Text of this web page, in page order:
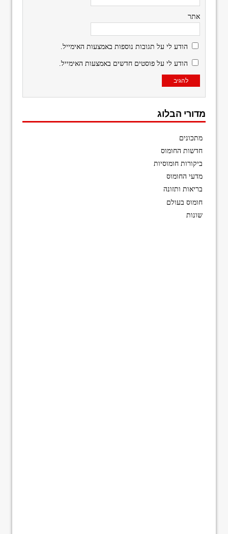
אתר
הודע לי על תגובות נוספות באמצעות האימייל.
הודע לי על פוסטים חדשים באמצעות האימייל.
מדורי הבלוג
מתכונים
חדשות החומוס
ביקורות חומוסיות
מדעי החומוס
בריאות ותזונה
חומוס בעולם
שונות